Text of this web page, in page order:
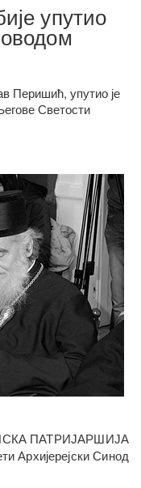
упутио
Перишић, упутио је
Светости
ПАТРИЈАРШИЈА
Архијерејски Синод